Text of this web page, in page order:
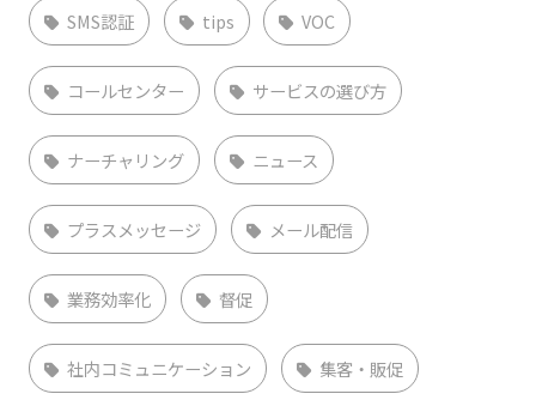
SMS認証 tips VOC
コールセンター サービスの選び方
ナーチャリング ニュース
プラスメッセージ メール配信
業務効率化 督促
社内コミュニケーション 集客・販促